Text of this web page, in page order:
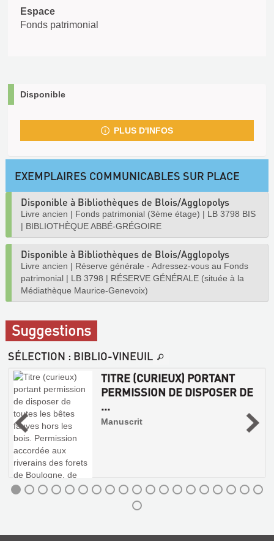
Espace
Fonds patrimonial
Disponible
PLUS D'INFOS
EXEMPLAIRES COMMUNICABLES SUR PLACE
Disponible à Bibliothèques de Blois/Agglopolys
Livre ancien | Fonds patrimonial (3ème étage) | LB 3798 BIS
| BIBLIOTHÈQUE ABBÉ-GRÉGOIRE
Disponible à Bibliothèques de Blois/Agglopolys
Livre ancien | Réserve générale - Adressez-vous au Fonds
patrimonial | LB 3798 | RÉSERVE GÉNÉRALE (située à la
Médiathèque Maurice-Genevoix)
Suggestions
SÉLECTION : BIBLIO-VINEUIL
TITRE (CURIEUX) PORTANT
PERMISSION DE DISPOSER DE
...
Manuscrit